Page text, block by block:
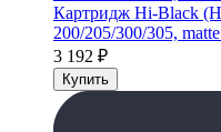
Картридж Hi-Black
200/205/300/305,
3 192 ₽